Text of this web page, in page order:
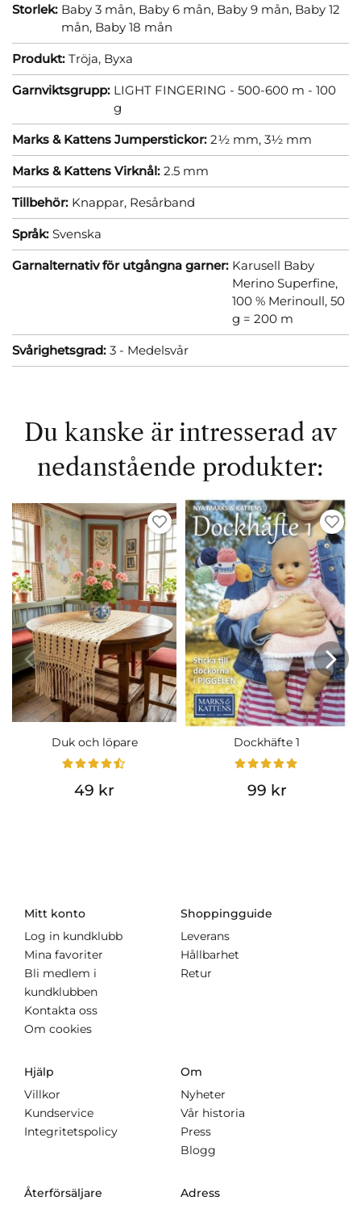
Storlek: Baby 3 mån, Baby 6 mån, Baby 9 mån, Baby 12
mån, Baby 18 mån
Produkt: Tröja, Byxa
Garnviktsgrupp: LIGHT FINGERING - 500-600 m - 100
g
Marks & Kattens Jumperstickor: 2½ mm, 3½ mm
Marks & Kattens Virknål: 2.5 mm
Tillbehör: Knappar, Resårband
Språk: Svenska
Garnalternativ för utgångna garner: Karusell Baby
Merino Superfine,
100 % Merinoull, 50
g = 200 m
Svårighetsgrad: 3 - Medelsvår
Du kanske är intresserad av
nedanstående produkter:
Duk och löpare
49 kr
Dockhäfte 1
99 kr
Mitt konto
Log in kundklubb
Mina favoriter
Bli medlem i
kundklubben
Kontakta oss
Om cookies
Shoppingguide
Leverans
Hållbarhet
Retur
Hjälp
Villkor
Kundservice
Integritetspolicy
Om
Nyheter
Vår historia
Press
Blogg
Återförsäljare Adress